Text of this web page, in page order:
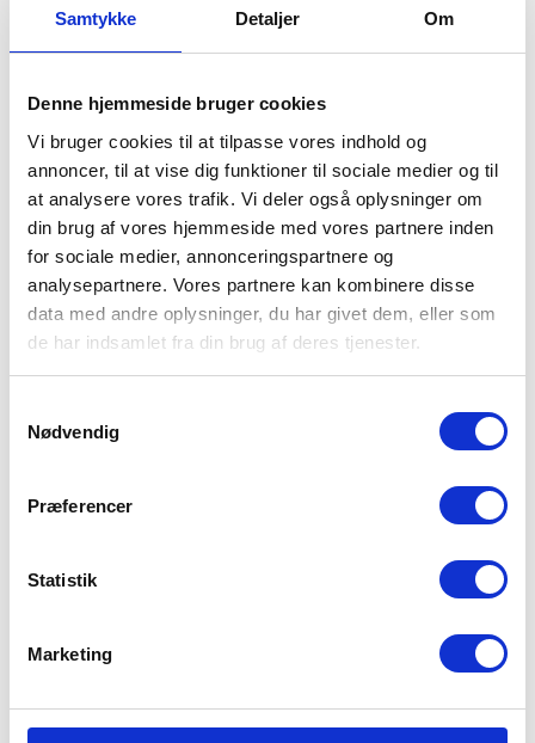
Samtykke Detaljer Om
Denne hjemmeside bruger cookies
Vi bruger cookies til at tilpasse vores indhold og
annoncer, til at vise dig funktioner til sociale medier og til
at analysere vores trafik. Vi deler også oplysninger om
din brug af vores hjemmeside med vores partnere inden
for sociale medier, annonceringspartnere og
analysepartnere. Vores partnere kan kombinere disse
data med andre oplysninger, du har givet dem, eller som
de har indsamlet fra din brug af deres tjenester.
Nødvendig
Præferencer
Statistik
Marketing
Hvorfor er vi den bedst
bedømte kloakmester i
Igennem de sidste 10 år har vi hjulpet mere end
20.000 husstande med kloakservice og har derfor
lært lige præcis, hvad vi skal kigge efter, når du har
en stoppet kloak, stoppet håndvask eller et
stoppet toilet.
Derfor har vi lanceret abonnementet RenKloak+,
hvor du kan få fri kloakservice året rundt for en fast
lav pris på kun 89,- pr. md.